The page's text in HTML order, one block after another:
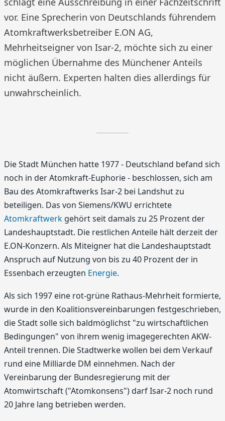
vor. Eine Sprecherin von Deutschlands führendem
Atomkraftwerksbetreiber E.ON AG,
Mehrheitseigner von Isar-2, möchte sich zu einer
möglichen Übernahme des Münchener Anteils
nicht äußern. Experten halten dies allerdings für
unwahrscheinlich.
Die Stadt München hatte 1977 - Deutschland befand sich
noch in der Atomkraft-Euphorie - beschlossen, sich am
Bau des Atomkraftwerks Isar-2 bei Landshut zu
beteiligen. Das von Siemens/KWU errichtete
Atomkraftwerk gehört seit damals zu 25 Prozent der
Landeshauptstadt. Die restlichen Anteile hält derzeit der
E.ON-Konzern. Als Miteigner hat die Landeshauptstadt
Anspruch auf Nutzung von bis zu 40 Prozent der in
Essenbach erzeugten Energie.
Als sich 1997 eine rot-grüne Rathaus-Mehrheit formierte,
wurde in den Koalitionsvereinbarungen festgeschrieben,
die Stadt solle sich baldmöglichst "zu wirtschaftlichen
Bedingungen" von ihrem wenig imagegerechten AKW-
Anteil trennen. Die Stadtwerke wollen bei dem Verkauf
rund eine Milliarde DM einnehmen. Nach der
Vereinbarung der Bundesregierung mit der
Atomwirtschaft ("Atomkonsens") darf Isar-2 noch rund
20 Jahre lang betrieben werden.